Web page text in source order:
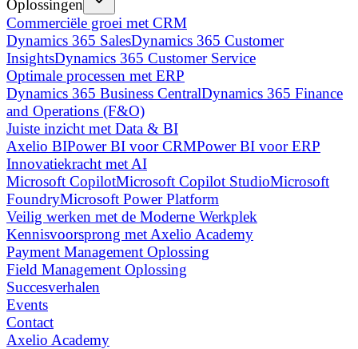
Oplossingen
Commerciële groei met CRM
Dynamics 365 SalesDynamics 365 Customer
InsightsDynamics 365 Customer Service
Optimale processen met ERP
Dynamics 365 Business CentralDynamics 365 Finance
and Operations (F&O)
Juiste inzicht met Data & BI
Axelio BIPower BI voor CRMPower BI voor ERP
Innovatiekracht met AI
Microsoft CopilotMicrosoft Copilot StudioMicrosoft
FoundryMicrosoft Power Platform
Veilig werken met de Moderne Werkplek
Kennisvoorsprong met Axelio Academy
Payment Management Oplossing
Field Management Oplossing
Succesverhalen
Events
Contact
Axelio Academy